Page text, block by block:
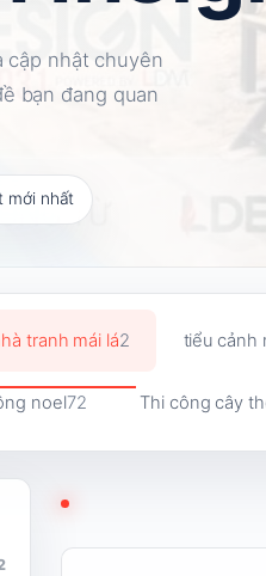
cập nhật chuyên
bạn đang quan
mới nhất
tranh mái lá2 tiểu cảnh
noel72 Thi công cây